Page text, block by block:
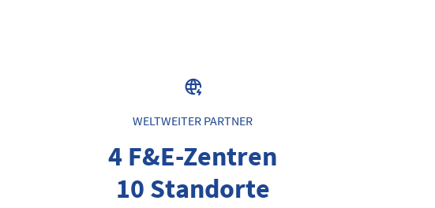
WELTWEITER PARTNER
4 F&E-Zentren
10 Standorte